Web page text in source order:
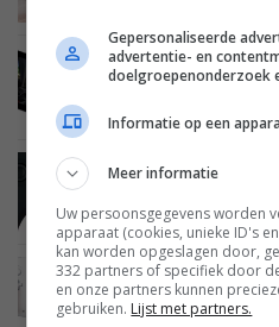
MOBILE 30 MAART 2013
‘Apple komt met
MOBILE 07 JUNI 2012
voor gaming op
MOBILE 07 JUNI 2011
Wii U onthuld met
controller (video)
Gepersonaliseerde
advertentie- en
doelgroepenonderzoek
Informatie op een
Meer informatie
Uw persoonsgegevens worden
apparaat (cookies, unieke ID's
kan worden opgeslagen door,
332 partners of specifiek door
en onze partners kunnen
gebruiken. Lijst met partners.